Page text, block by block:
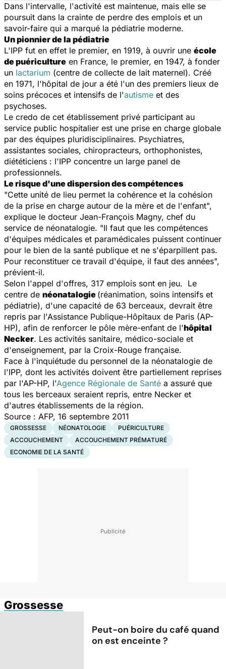
Dans l'intervalle, l'activité est maintenue, mais elle se
poursuit dans la crainte de perdre des emplois et un
savoir-faire qui a marqué la pédiatrie moderne.
Un pionnier de la pédiatrie
L'IPP fut en effet le premier, en 1919, à ouvrir une école
de puériculture en France, le premier, en 1947, à fonder
un lactarium (centre de collecte de lait maternel). Créé
en 1971, l'hôpital de jour a été l'un des premiers lieux de
soins précoces et intensifs de l'autisme et des
psychoses.
Le credo de cet établissement privé participant au
service public hospitalier est une prise en charge globale
par des équipes pluridisciplinaires. Psychiatres,
assistantes sociales, chiropracteurs, orthophonistes,
diététiciens : l'IPP concentre un large panel de
professionnels.
Le risque d'une dispersion des compétences
"Cette unité de lieu permet la cohérence et la cohésion
de la prise en charge autour de la mère et de l'enfant",
explique le docteur Jean-François Magny, chef du
service de néonatalogie. "Il faut que les compétences
d'équipes médicales et paramédicales puissent continuer
pour le bien de la santé publique et ne s'éparpillent pas.
Pour reconstituer ce travail d'équipe, il faut des années",
prévient-il.
Selon l'appel d'offres, 317 emplois sont en jeu. Le
centre de néonatalogie (réanimation, soins intensifs et
pédiatrie), d'une capacité de 63 berceaux, devrait être
repris par l'Assistance Publique-Hôpitaux de Paris (AP-
HP), afin de renforcer le pôle mère-enfant de l'hôpital
Necker. Les activités sanitaire, médico-sociale et
d'enseignement, par la Croix-Rouge française.
Face à l'inquiétude du personnel de la néonatalogie de
l'IPP, dont les activités doivent être partiellement reprises
par l'AP-HP, l'Agence Régionale de Santé a assuré que
tous les berceaux seraient repris, entre Necker et
d'autres établissements de la région.
Source : AFP, 16 septembre 2011
GROSSESSE NÉONATOLOGIE
PUÉRICULTURE
ACCOUCHEMENT
ACCOUCHEMENT PRÉMATURÉ
ECONOMIE DE LA SANTÉ
Grossesse
Peut-on boire du café quand
on est enceinte ?